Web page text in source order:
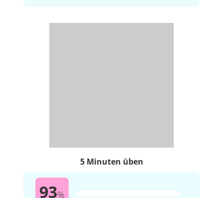
5 Minuten üben
93%